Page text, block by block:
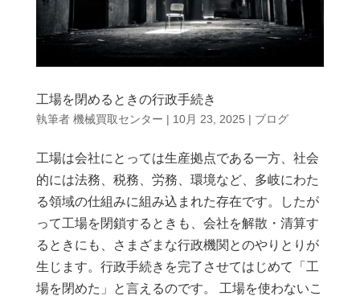
工場を閉めるときの行政手続き
執筆者 機械買取センター | 10月 23, 2025 | ブログ
工場は会社にとっては生産拠点である一方、社会
的には法務、税務、労務、環境など、多岐にわた
る領域の仕組みに組み込まれた存在です。したが
って工場を閉鎖するときも、会社を解散・清算す
るときにも、さまざまな行政機関とのやりとりが
生じます。行政手続きを完了させてはじめて「工
場を閉めた」と言えるのです。 工場を使わないこ